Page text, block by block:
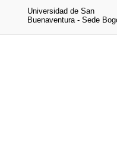
Universidad de San
Buenaventura - Sede